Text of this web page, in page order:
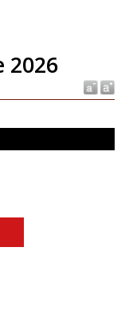
2026